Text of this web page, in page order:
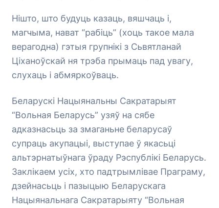
Нішто, што будуць казаць, вяшчаць і,
магчыма, нават “рабіць” (хоць такое мала
верагодна) гэтыя групнікі з Сьвятланай
Ціханоўскай ня трэба прымаць пад увагу,
слухаць і абмяркоўваць.
Беларускі Нацыянальны Сакратарыят
“Вольная Беларусь” узяў на сябе
адказнасьць за змаганьне беларусаў
супраць акупацыі, выступае ў якасьці
альтэрнатыўнага ўраду Рэспублікі Беларусь.
Заклікаем усіх, хто падтрымлівае Праграму,
дзейнасьць і пазыцыю Беларускага
Нацыянальнага Сакратарыяту “Вольная